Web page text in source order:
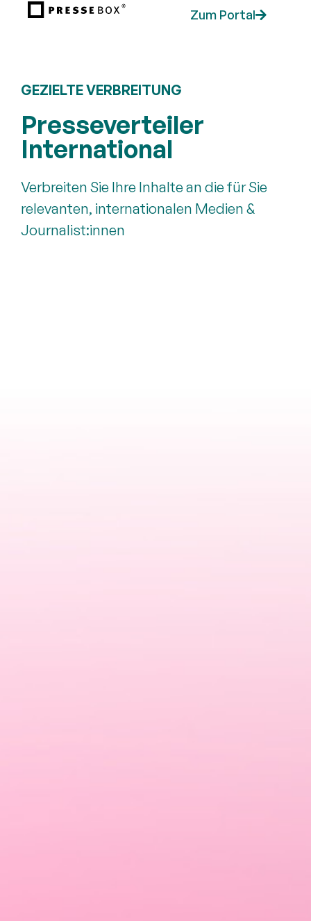
Zum Portal
GEZIELTE VERBREITUNG
Presseverteiler
International
Verbreiten Sie Ihre Inhalte an die für Sie
relevanten, internationalen Medien &
Journalist:innen